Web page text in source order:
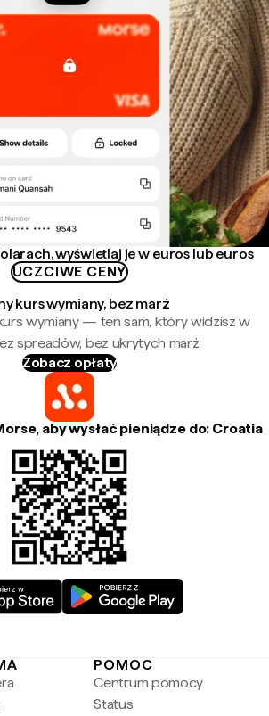
wyświetlaj je w euros lub euros
UCZCIWE CENY
kurs wymiany, bez marż
wymiany — ten sam, który widzisz w
spreadów, bez ukrytych marż.
Zobacz opłaty
aby wysłać pieniądze do: Croatia
POMOC
Centrum pomocy
Status